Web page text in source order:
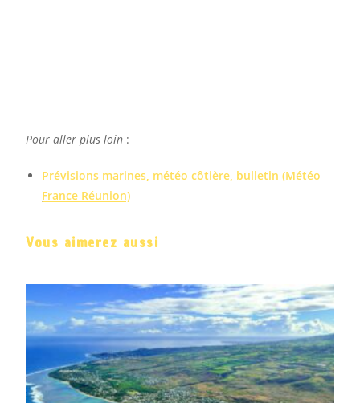
Pour aller plus loin :
Prévisions marines, météo côtière, bulletin (Météo
France Réunion)
Vous aimerez aussi